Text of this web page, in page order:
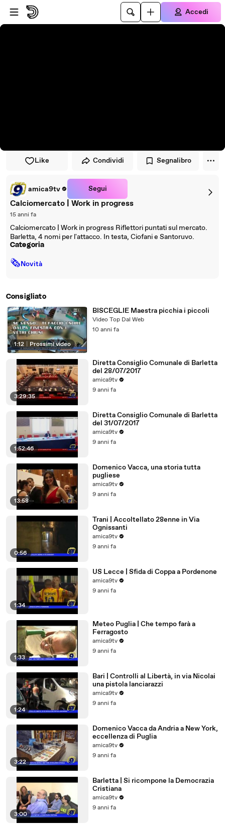
Vai al lettore
Passa al contenuto principale
Accedi
Like Condividi Segnalibro
amica9tv Segui
Calciomercato | Work in progress
15 anni fa
Calciomercato | Work in progress Riflettori puntati sul mercato.
Barletta, 4 nomi per l'attacco. In testa, Ciofani e Santoruvo.
Categoria
🗞Novità
Consigliato
1:12 Prossimi video
BISCEGLIE Maestra picchia i piccoli
Video Top Dal Web
10 anni fa
3:29:35
Diretta Consiglio Comunale di Barletta
del 28/07/2017
amica9tv
9 anni fa
1:52:46
Diretta Consiglio Comunale di Barletta
del 31/07/2017
amica9tv
9 anni fa
13:58
Domenico Vacca, una storia tutta
pugliese
amica9tv
9 anni fa
0:56
Trani | Accoltellato 28enne in Via
Ognissanti
amica9tv
9 anni fa
1:34
US Lecce | Sfida di Coppa a Pordenone
amica9tv
9 anni fa
1:33
Meteo Puglia | Che tempo farà a
Ferragosto
amica9tv
9 anni fa
1:24
Bari | Controlli al Libertà, in via Nicolai
una pistola lanciarazzi
amica9tv
9 anni fa
3:22
Domenico Vacca da Andria a New York,
eccellenza di Puglia
amica9tv
9 anni fa
3:00
Barletta | Si ricompone la Democrazia
Cristiana
amica9tv
9 anni fa